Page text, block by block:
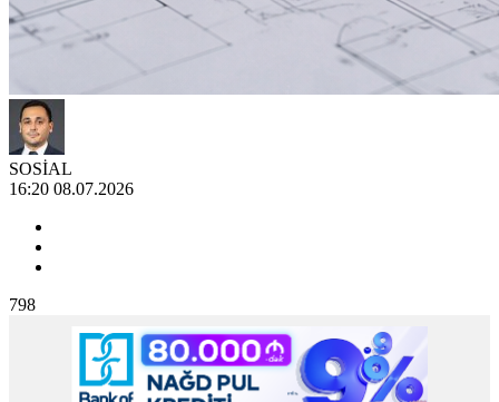
SOSİAL
16:20 08.07.2026
798